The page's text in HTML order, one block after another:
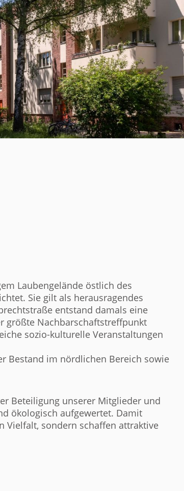
Laubengelände östlich des
Sie gilt als herausragendes
entstand damals eine
größte Nachbarschaftstreffpunkt
sozio-kulturelle Veranstaltungen
Bestand im nördlichen Bereich sowie
Beteiligung unserer Mitglieder und
ökologisch aufgewertet. Damit
Vielfalt, sondern schaffen attraktive